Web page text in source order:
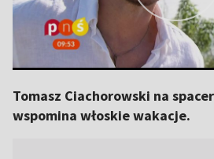
Tomasz Ciachorowski na
wspomina włoskie wakacje.